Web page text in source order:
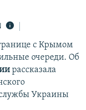
с Крымом
очереди. Об
рассказала
Украины